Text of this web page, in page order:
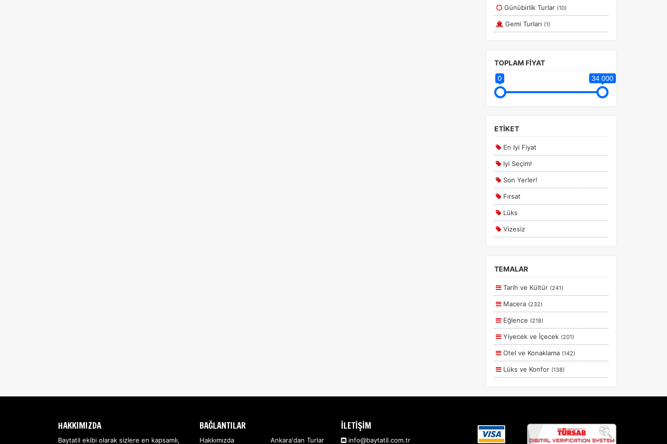
Güney Amerika
Marmara
Günübirlik Turlar (10)
Gemi Turları (1)
TOPLAM FİYAT
0 34 000
ETİKET
En Iyi Fiyat
Iyi Seçim!
Son Yerler!
Fırsat
Lüks
Vizesiz
Planlanan
Otobüs Ile
Uçak Ile
Ekstralar Dahil
TEMALAR
Tarih ve Kültür (241)
Macera (232)
Eğlence (218)
Yiyecek ve İçecek (201)
Otel ve Konaklama (142)
Lüks ve Konfor (138)
Doğa ve Spor
HAKKIMIZDA
Baytatil ekibi olarak sizlere en kapsamlı,
BAĞLANTILAR
Hakkımızda Ankara'dan Turlar
İLETİŞİM
info@baytatil.com.tr